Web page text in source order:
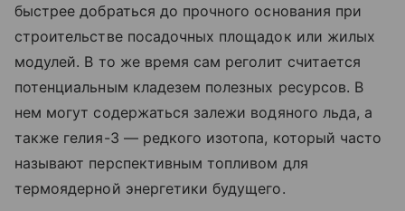
быстрее добраться до прочного основания при
строительстве посадочных площадок или жилых
модулей. В то же время сам реголит считается
потенциальным кладезем полезных ресурсов. В
нем могут содержаться залежи водяного льда, а
также гелия-3 — редкого изотопа, который часто
называют перспективным топливом для
термоядерной энергетики будущего.